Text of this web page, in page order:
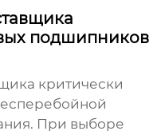
подшипников
критически
При выборе